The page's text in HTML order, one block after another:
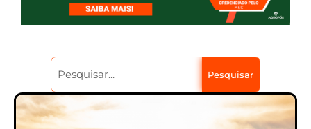
Pesquisar